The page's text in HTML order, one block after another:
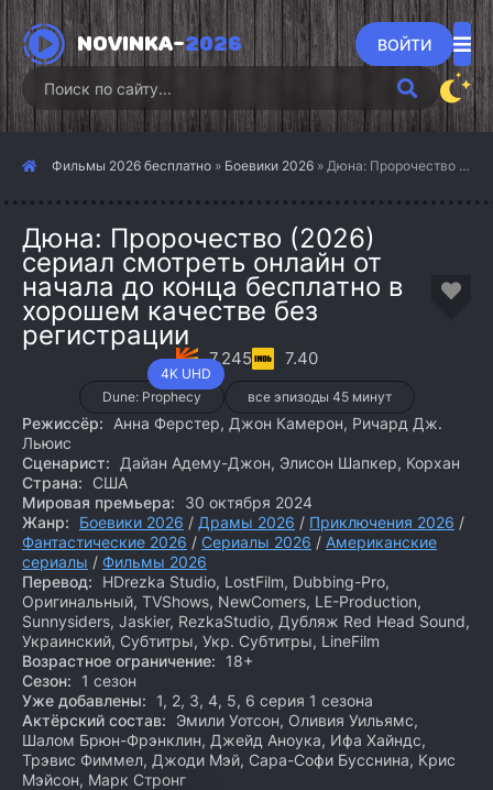
NOVINKA-2026 ВОЙТИ
Фильмы 2026 бесплатно » Боевики 2026 » Дюна: Пророчество (2026)
Дюна: Пророчество (2026)
сериал смотреть онлайн от
начала до конца бесплатно в
хорошем качестве без
регистрации
4K UHD
7.245 7.40
Dune: Prophecy все эпизоды 45 минут
Режиссёр:
Анна Ферстер, Джон Камерон, Ричард Дж.
Льюис
Сценарист:
Дайан Адему-Джон, Элисон Шапкер, Корхан
Страна:
США
Мировая премьера:
30 октября 2024
Жанр:
Боевики 2026 / Драмы 2026 / Приключения 2026 /
Фантастические 2026 / Сериалы 2026 / Американские
сериалы / Фильмы 2026
Перевод:
HDrezka Studio, LostFilm, Dubbing-Pro,
Оригинальный, TVShows, NewComers, LE-Production,
Sunnysiders, Jaskier, RezkaStudio, Дубляж Red Head Sound,
Украинский, Субтитры, Укр. Субтитры, LineFilm
Возрастное ограничение:
18+
Сезон:
1 сезон
Уже добавлены:
1, 2, 3, 4, 5, 6 серия 1 сезона
Актёрский состав:
Эмили Уотсон, Оливия Уильямс,
Шалом Брюн-Фрэнклин, Джейд Аноука, Ифа Хайндс,
Трэвис Фиммел, Джоди Мэй, Сара-Софи Бусснина, Крис
Мэйсон, Марк Стронг